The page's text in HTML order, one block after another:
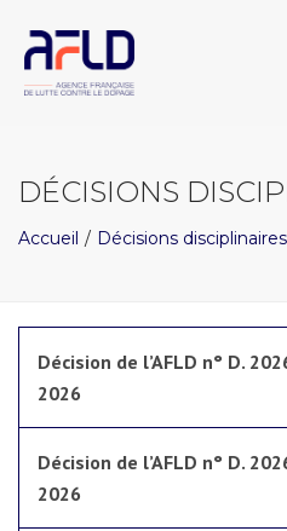
DÉCISIONS
Accueil Décisions disciplinaires
Décision de l’AFLD n° D.
2026
Décision de l’AFLD n° D.
2026